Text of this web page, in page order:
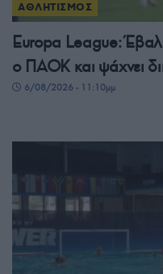
ΑΘΛΗΤΙΣΜΟΣ
Europa League:
ο ΠΑΟΚ και ψάχνει
6/08/2026 - 11:10μμ